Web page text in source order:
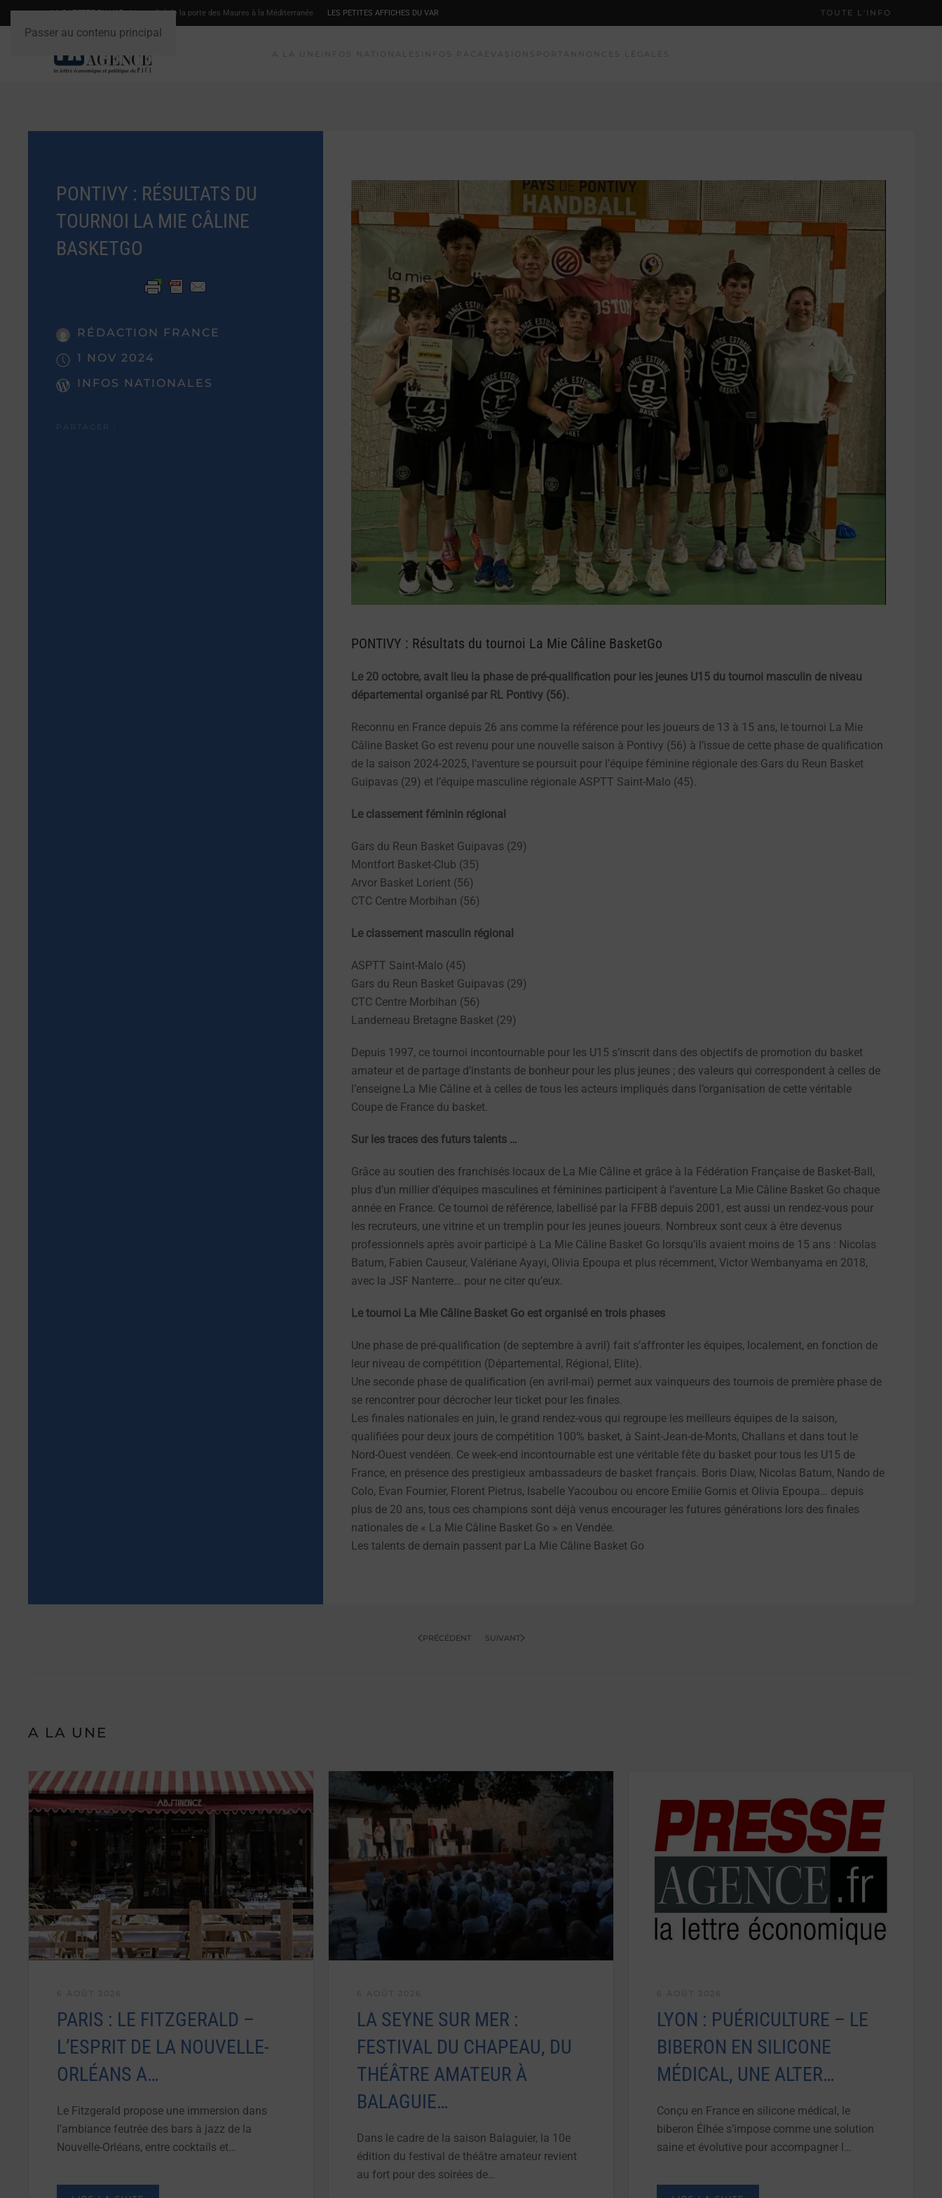
Passer au contenu principal
LA GAZETTE DU VAR- L'actualité de la porte des Maures à la Méditerranée LES PETITES AFFICHES DU VAR TOUTE L'INFO
PONTIVY : RÉSULTATS DU
TOURNOI LA MIE CÂLINE
BASKETGO
RÉDACTION FRANCE
1 NOV 2024
INFOS NATIONALES
PONTIVY : Résultats du tournoi La Mie Câline BasketGo
Le 20 octobre, avait lieu la phase de pré-qualification pour les jeunes U15 du tournoi masculin de niveau
départemental organisé par RL Pontivy (56).
Reconnu en France depuis 26 ans comme la référence pour les joueurs de 13 à 15 ans, le tournoi La Mie
Câline Basket Go est revenu pour une nouvelle saison à Pontivy (56) à l’issue de cette phase de qualification
de la saison 2024-2025, l’aventure se poursuit pour l’équipe féminine régionale des Gars du Reun Basket
Guipavas (29) et l’équipe masculine régionale ASPTT Saint-Malo (45).
Le classement féminin régional
Gars du Reun Basket Guipavas (29)
Montfort Basket-Club (35)
Arvor Basket Lorient (56)
CTC Centre Morbihan (56)
Le classement masculin régional
ASPTT Saint-Malo (45)
Gars du Reun Basket Guipavas (29)
CTC Centre Morbihan (56)
Landerneau Bretagne Basket (29)
Depuis 1997, ce tournoi incontournable pour les U15 s’inscrit dans des objectifs de promotion du basket
amateur et de partage d’instants de bonheur pour les plus jeunes ; des valeurs qui correspondent à celles de
l’enseigne La Mie Câline et à celles de tous les acteurs impliqués dans l’organisation de cette véritable
Coupe de France du basket.
Sur les traces des futurs talents …
Grâce au soutien des franchisés locaux de La Mie Câline et grâce à la Fédération Française de Basket-Ball,
plus d’un millier d’équipes masculines et féminines participent à l’aventure La Mie Câline Basket Go chaque
année en France. Ce tournoi de référence, labellisé par la FFBB depuis 2001, est aussi un rendez-vous pour
les recruteurs, une vitrine et un tremplin pour les jeunes joueurs. Nombreux sont ceux à être devenus
professionnels après avoir participé à La Mie Câline Basket Go lorsqu’ils avaient moins de 15 ans : Nicolas
Batum, Fabien Causeur, Valériane Ayayi, Olivia Epoupa et plus récemment, Victor Wembanyama en 2018,
avec la JSF Nanterre… pour ne citer qu’eux.
Le tournoi La Mie Câline Basket Go est organisé en trois phases
Une phase de pré-qualification (de septembre à avril) fait s’affronter les équipes, localement, en fonction de
leur niveau de compétition (Départemental, Régional, Elite).
Une seconde phase de qualification (en avril-mai) permet aux vainqueurs des tournois de première phase de
se rencontrer pour décrocher leur ticket pour les finales.
Les finales nationales en juin, le grand rendez-vous qui regroupe les meilleurs équipes de la saison,
qualifiées pour deux jours de compétition 100% basket, à Saint-Jean-de-Monts, Challans et dans tout le
Nord-Ouest vendéen. Ce week-end incontournable est une véritable fête du basket pour tous les U15 de
France, en présence des prestigieux ambassadeurs de basket français. Boris Diaw, Nicolas Batum, Nando de
Colo, Evan Fournier, Florent Pietrus, Isabelle Yacoubou ou encore Emilie Gomis et Olivia Epoupa… depuis
plus de 20 ans, tous ces champions sont déjà venus encourager les futures générations lors des finales
nationales de « La Mie Câline Basket Go » en Vendée.
Les talents de demain passent par La Mie Câline Basket Go
PRÉCÉDENT SUIVANT
A LA UNE
PARIS : LE FITZGERALD –
L’ESPRIT DE LA NOUVELLE-
ORLÉANS A…
Le Fitzgerald propose une immersion dans
l’ambiance feutrée des bars à jazz de la
Nouvelle-Orléans, entre cocktails et…
LA SEYNE SUR MER :
FESTIVAL DU CHAPEAU, DU
THÉÂTRE AMATEUR À
BALAGUIE…
Dans le cadre de la saison Balaguier, la 10e
édition du festival de théâtre amateur revient
au fort pour des soirées de…
LYON : PUÉRICULTURE – LE
BIBERON EN SILICONE
MÉDICAL, UNE ALTER…
Conçu en France en silicone médical, le
biberon Élhée s’impose comme une solution
saine et évolutive pour accompagner l…